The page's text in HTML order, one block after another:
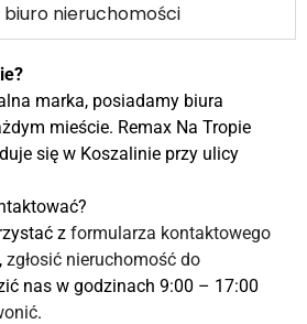
nieruchomości
marka, posiadamy biura
mieście. Remax Na Tropie
się w Koszalinie przy ulicy
z formularza kontaktowego
zgłosić nieruchomość do
nas w godzinach 9:00 – 17:00
.